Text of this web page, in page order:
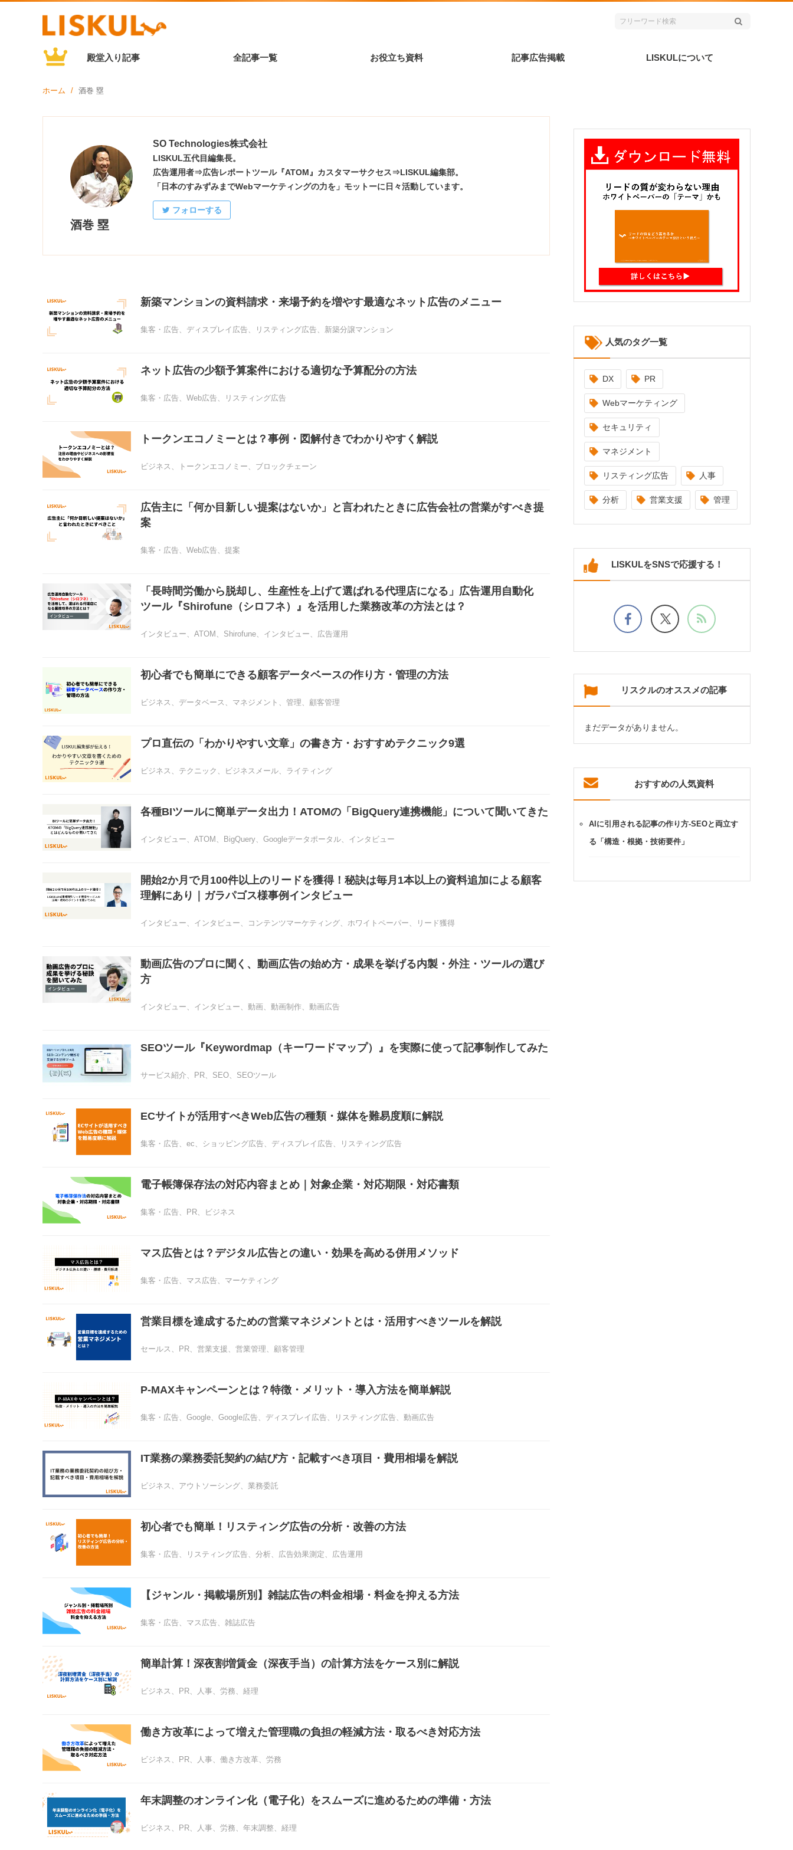
殿堂入り記事 全記事一覧 お役立ち資料 記事広告掲載 LISKULについて
ホーム 酒巻 塁
酒巻 塁
SO Technologies株式会社
LISKUL五代目編集長。
広告運用者⇒広告レポートツール『ATOM』カスタマーサクセス⇒LISKUL編集部。
「日本のすみずみまでWebマーケティングの力を」モットーに日々活動しています。
フォローする
新築マンションの資料請求・来場予約を増やす最適なネット広告のメニュー
集客・広告、 ディスプレイ広告、 リスティング広告、 新築分譲マンション
ネット広告の少額予算案件における適切な予算配分の方法
集客・広告、 Web広告、 リスティング広告
トークンエコノミーとは？事例・図解付きでわかりやすく解説
ビジネス 、 トークンエコノミー、 ブロックチェーン
広告主に「何か目新しい提案はないか」と言われたときに広告会社の営業がすべき提
案
集客・広告、 Web広告、 提案
「長時間労働から脱却し、生産性を上げて選ばれる代理店になる」広告運用自動化
ツール『Shirofune（シロフネ）』を活用した業務改革の方法とは？
インタビュー、 ATOM 、 Shirofune、 インタビュー、 広告運用
初心者でも簡単にできる顧客データベースの作り方・管理の方法
ビジネス 、 データベース 、 マネジメント 、 管理、 顧客管理
プロ直伝の「わかりやすい文章」の書き方・おすすめテクニック9選
ビジネス 、 テクニック 、 ビジネスメール、 ライティング
各種BIツールに簡単データ出力！ATOMの「BigQuery連携機能」について聞いてきた
インタビュー、 ATOM 、 BigQuery、 Googleデータポータル、 インタビュー
開始2か月で月100件以上のリードを獲得！秘訣は毎月1本以上の資料追加による顧客
理解にあり｜ガラパゴス様事例インタビュー
インタビュー、 インタビュー、 コンテンツマーケティング、 ホワイトペーパー、 リード獲得
動画広告のプロに聞く、動画広告の始め方・成果を挙げる内製・外注・ツールの選び
方
インタビュー、 インタビュー、 動画、 動画制作、 動画広告
SEOツール『Keywordmap（キーワードマップ）』を実際に使って記事制作してみた
サービス紹介、 PR、 SEO、 SEOツール
ECサイトが活用すべきWeb広告の種類・媒体を難易度順に解説
集客・広告、 ec、 ショッピング広告、 ディスプレイ広告、 リスティング広告
電子帳簿保存法の対応内容まとめ｜対象企業・対応期限・対応書類
集客・広告、 PR、 ビジネス
マス広告とは？デジタル広告との違い・効果を高める併用メソッド
集客・広告、 マス広告、 マーケティング
営業目標を達成するための営業マネジメントとは・活用すべきツールを解説
セールス 、 PR、 営業支援、 営業管理、 顧客管理
P-MAXキャンペーンとは？特徴・メリット・導入方法を簡単解説
集客・広告、 Google、 Google広告、 ディスプレイ広告、 リスティング広告、 動画広告
IT業務の業務委託契約の結び方・記載すべき項目・費用相場を解説
ビジネス 、 アウトソーシング、 業務委託
初心者でも簡単！リスティング広告の分析・改善の方法
集客・広告、 リスティング広告、 分析、 広告効果測定、 広告運用
【ジャンル・掲載場所別】雑誌広告の料金相場・料金を抑える方法
集客・広告、 マス広告、 雑誌広告
簡単計算！深夜割増賃金（深夜手当）の計算方法をケース別に解説
ビジネス 、 PR、 人事、 労務、 経理
働き方改革によって増えた管理職の負担の軽減方法・取るべき対応方法
ビジネス 、 PR、 人事、 働き方改革、 労務
年末調整のオンライン化（電子化）をスムーズに進めるための準備・方法
ビジネス 、 PR、 人事、 労務、 年末調整、 経理
人気のタグ一覧
DX PR
Webマーケティング
セキュリティ
マネジメント
リスティング広告 人事
分析 営業支援 管理
LISKULをSNSで応援する！
リスクルのオススメの記事
まだデータがありません。
おすすめの人気資料
AIに引用される記事の作り方-SEOと両立す
る「構造・根拠・技術要件」